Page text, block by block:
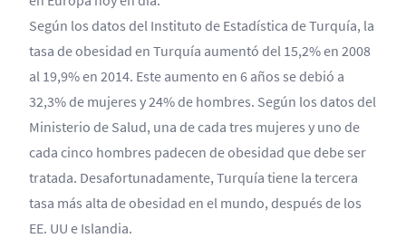
Según los datos del Instituto de Estadística de Turquía, la
tasa de obesidad en Turquía aumentó del 15,2% en 2008
al 19,9% en 2014. Este aumento en 6 años se debió a
32,3% de mujeres y 24% de hombres. Según los datos del
Ministerio de Salud, una de cada tres mujeres y uno de
cada cinco hombres padecen de obesidad que debe ser
tratada. Desafortunadamente, Turquía tiene la tercera
tasa más alta de obesidad en el mundo, después de los
EE. UU e Islandia.